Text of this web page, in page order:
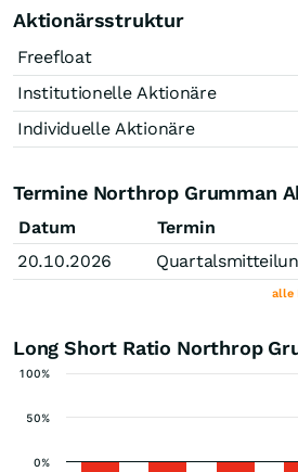
Aktionärsstruktur
Freefloat
Institutionelle Aktionäre
Individuelle Aktionäre
Termine Northrop Grumman
Datum
Termin
20.10.2026
alle
Long Short Ratio Northrop
0%
50%
100%